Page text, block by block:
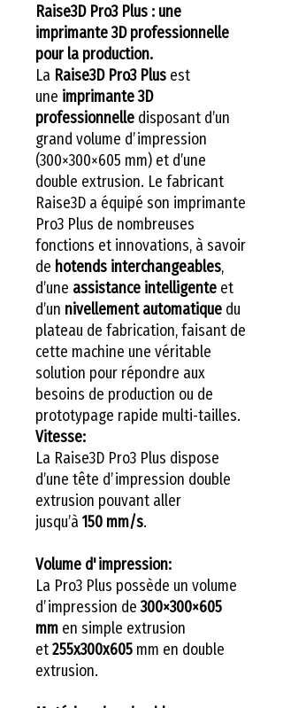
Raise3D Pro3 Plus : une
imprimante 3D professionnelle
pour la production.
La Raise3D Pro3 Plus est
une imprimante 3D
professionnelle disposant d’un
grand volume d’impression
(300×300×605 mm) et d’une
double extrusion. Le fabricant
Raise3D a équipé son imprimante
Pro3 Plus de nombreuses
fonctions et innovations, à savoir
de hotends interchangeables,
d’une assistance intelligente et
d’un nivellement automatique du
plateau de fabrication, faisant de
cette machine une véritable
solution pour répondre aux
besoins de production ou de
prototypage rapide multi-tailles.
Vitesse:
La Raise3D Pro3 Plus dispose
d’une tête d’impression double
extrusion pouvant aller
jusqu’à 150 mm/s.
Volume d'impression:
La Pro3 Plus possède un volume
d’impression de 300×300×605
mm en simple extrusion
et255x300x605 mm en double
extrusion.